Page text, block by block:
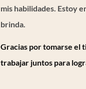
mis habilidades. Estoy
brinda.
Gracias por tomarse el
trabajar juntos para